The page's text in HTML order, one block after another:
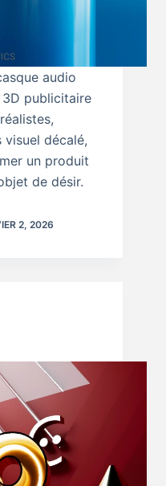
audio
publicitaire
décalé,
un produit
de désir.
2, 2026